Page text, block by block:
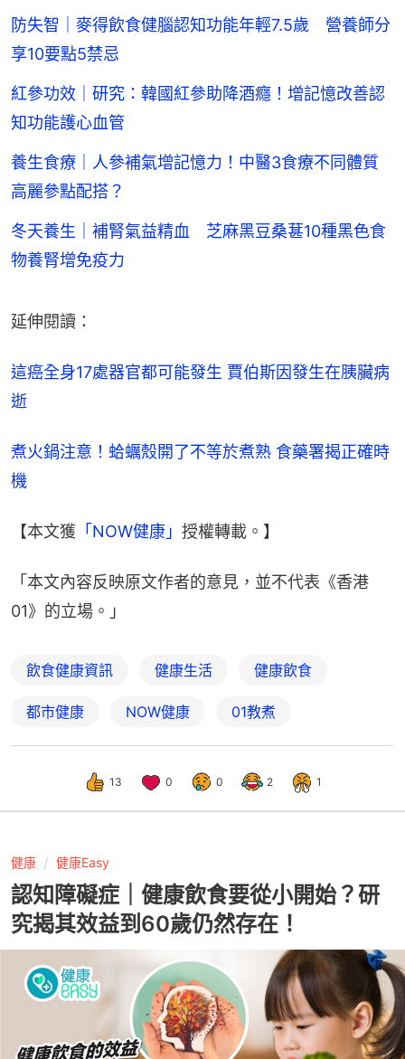
防失智｜麥得飲食健腦認知功能年輕7.5歲 營養師分
享10要點5禁忌
紅參功效｜研究：韓國紅參助降酒癮！增記憶改善認
知功能護心血管
養生食療｜人參補氣增記憶力！中醫3食療不同體質
高麗參點配搭？
冬天養生｜補腎氣益精血 芝麻黑豆桑葚10種黑色食
物養腎增免疫力
延伸閱讀：
這癌全身17處器官都可能發生 賈伯斯因發生在胰臟病
逝
煮火鍋注意！蛤蠣殼開了不等於煮熟 食藥署揭正確時
機
【本文獲 「NOW健康」 授權轉載。】
「本文內容反映原文作者的意見，並不代表《香港
01》的立場。」
飲食健康資訊 健康生活 健康飲食
都市健康 NOW健康 01教煮
13 0 0 2 1
健康 健康Easy
認知障礙症｜健康飲食要從小開始？研
究揭其效益到60歲仍然存在！